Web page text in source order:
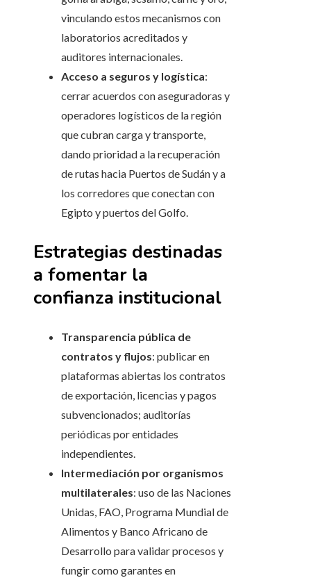
vinculando estos mecanismos con
laboratorios acreditados y
auditores internacionales.
Acceso a seguros y logística:
cerrar acuerdos con aseguradoras y
operadores logísticos de la región
que cubran carga y transporte,
dando prioridad a la recuperación
de rutas hacia Puertos de Sudán y a
los corredores que conectan con
Egipto y puertos del Golfo.
Estrategias destinadas
a fomentar la
confianza institucional
Transparencia pública de
contratos y flujos: publicar en
plataformas abiertas los contratos
de exportación, licencias y pagos
subvencionados; auditorías
periódicas por entidades
independientes.
Intermediación por organismos
multilaterales: uso de las Naciones
Unidas, FAO, Programa Mundial de
Alimentos y Banco Africano de
Desarrollo para validar procesos y
fungir como garantes en